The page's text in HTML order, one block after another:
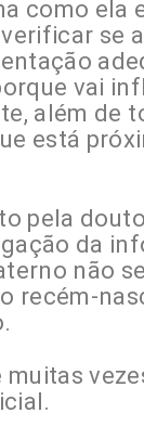
como ela
se
vai
além de
está
pela
da
não
recém-